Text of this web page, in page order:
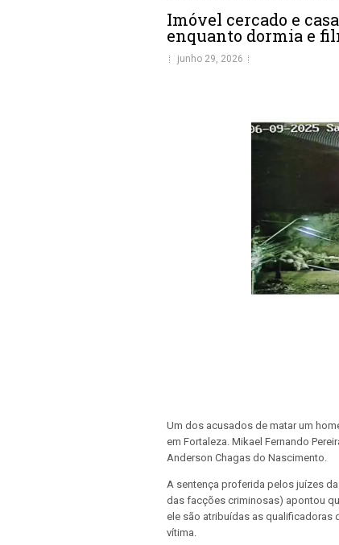
Imóvel cercado e
enquanto dormia e
junho 29, 2026
Um dos acusados de matar um
em Fortaleza. Mikael Fernando
Anderson Chagas do Nascimento.
A sentença proferida pelos juízes
das facções criminosas) apontou
ele são atribuídas as qualificadoras
vítima.